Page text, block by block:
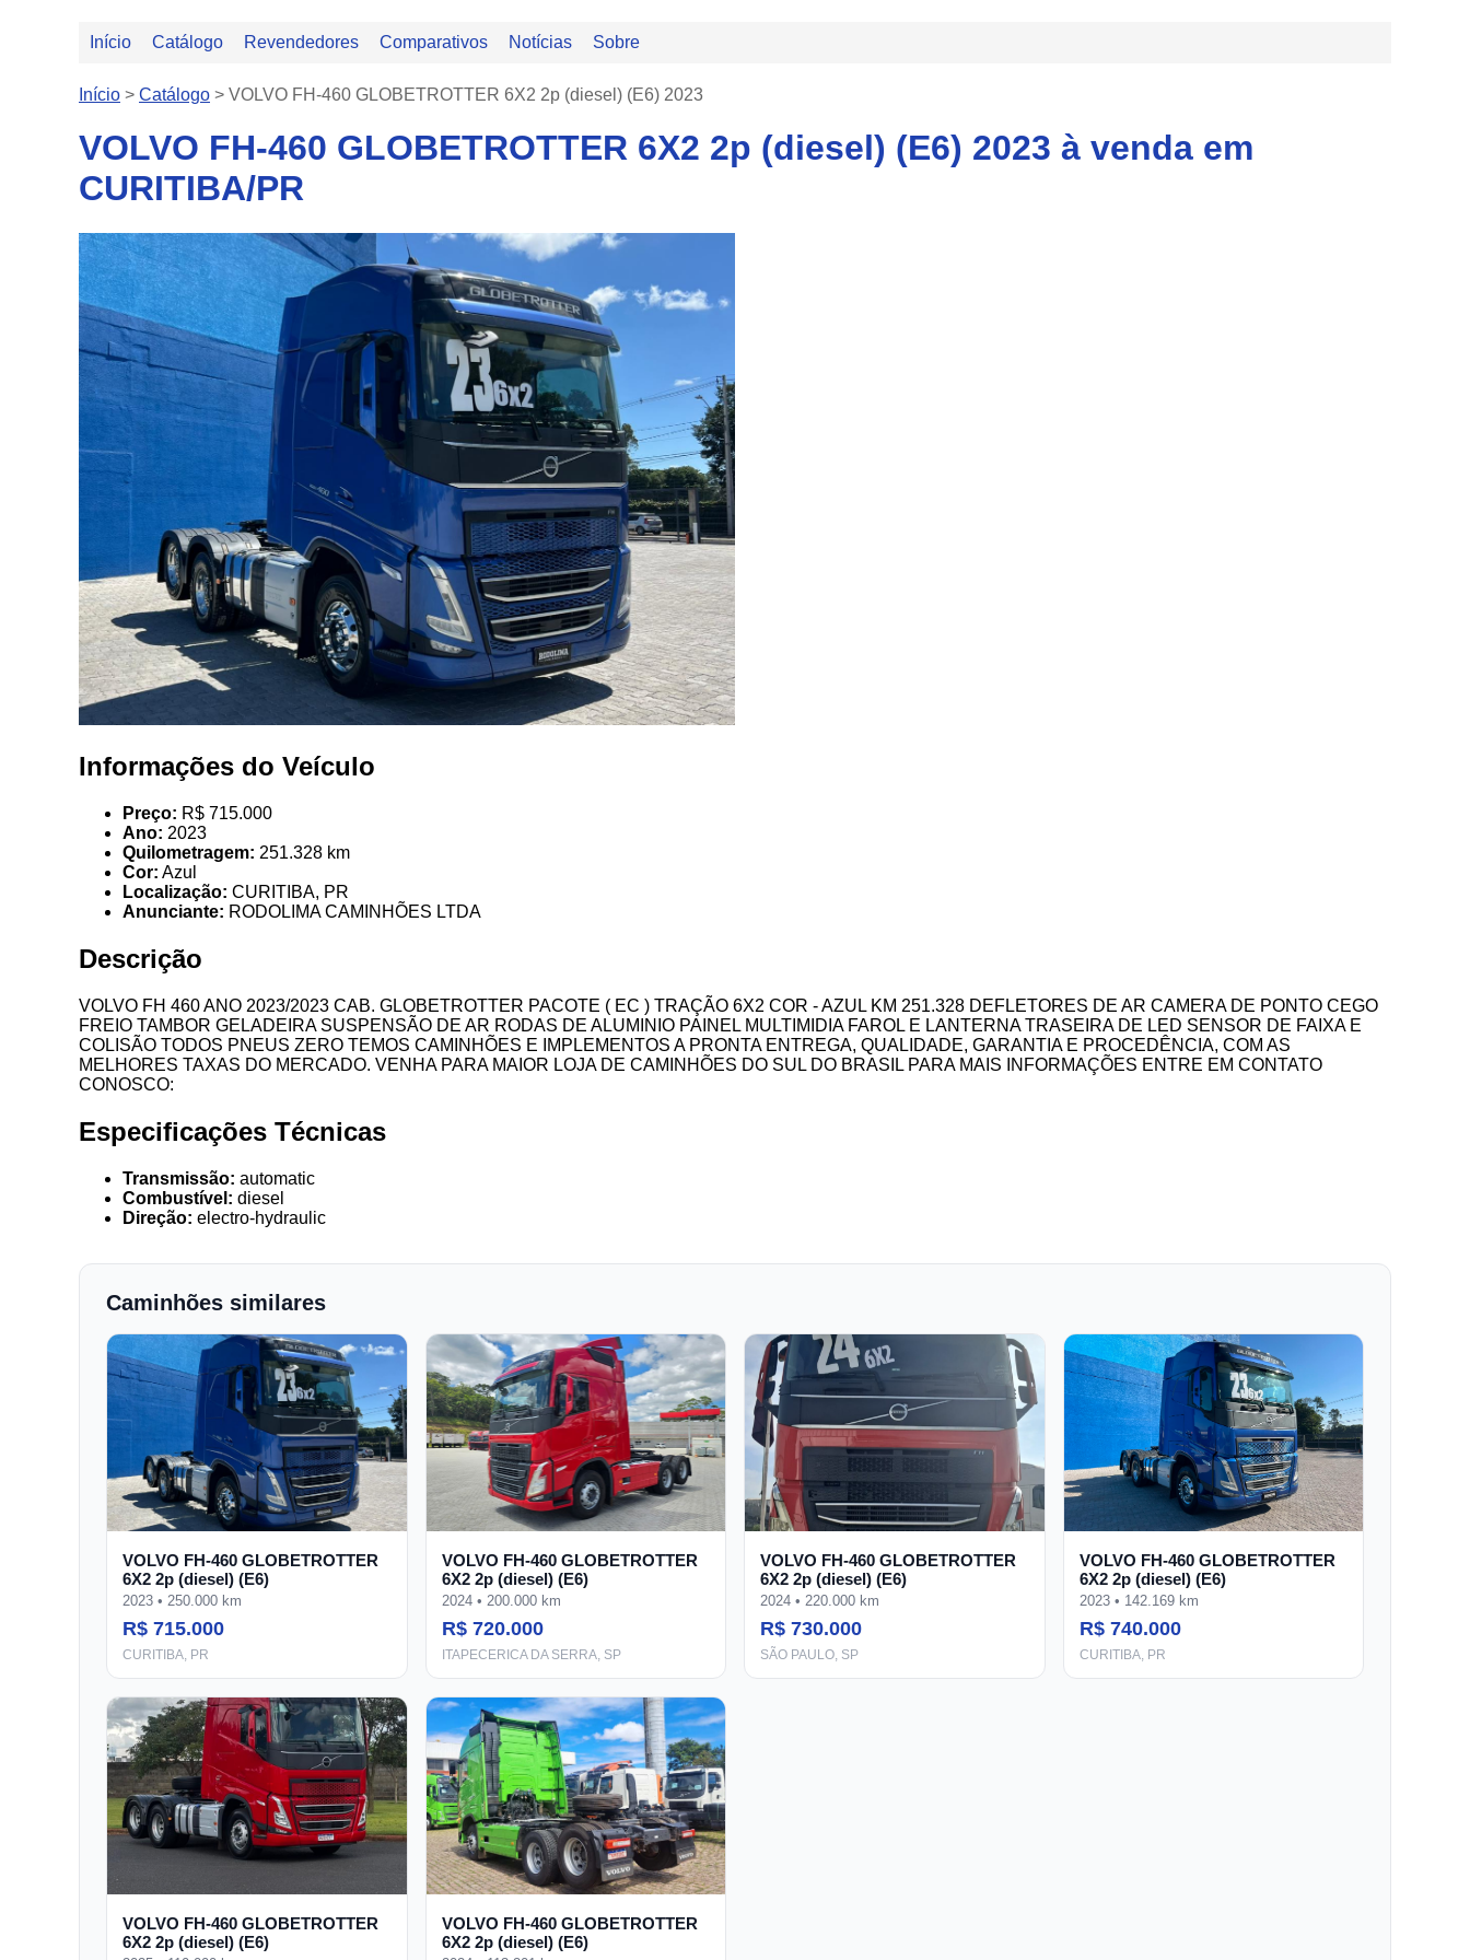
Início Catálogo Revendedores Comparativos Notícias Sobre
Início > Catálogo > VOLVO FH-460 GLOBETROTTER 6X2 2p (diesel) (E6) 2023
VOLVO FH-460 GLOBETROTTER 6X2 2p (diesel) (E6) 2023 à venda em
CURITIBA/PR
Informações do Veículo
Preço: R$ 715.000
Ano: 2023
Quilometragem: 251.328 km
Cor: Azul
Localização: CURITIBA, PR
Anunciante: RODOLIMA CAMINHÕES LTDA
Descrição
VOLVO FH 460 ANO 2023/2023 CAB. GLOBETROTTER PACOTE ( EC ) TRAÇÃO 6X2 COR - AZUL KM 251.328 DEFLETORES DE AR CAMERA DE PONTO CEGO
FREIO TAMBOR GELADEIRA SUSPENSÃO DE AR RODAS DE ALUMINIO PAINEL MULTIMIDIA FAROL E LANTERNA TRASEIRA DE LED SENSOR DE FAIXA E
COLISÃO TODOS PNEUS ZERO TEMOS CAMINHÕES E IMPLEMENTOS A PRONTA ENTREGA, QUALIDADE, GARANTIA E PROCEDÊNCIA, COM AS
MELHORES TAXAS DO MERCADO. VENHA PARA MAIOR LOJA DE CAMINHÕES DO SUL DO BRASIL PARA MAIS INFORMAÇÕES ENTRE EM CONTATO
CONOSCO:
Especificações Técnicas
Transmissão: automatic
Combustível: diesel
Direção: electro-hydraulic
Caminhões similares
VOLVO FH-460 GLOBETROTTER
6X2 2p (diesel) (E6)
2023 • 250.000 km
R$ 715.000
CURITIBA, PR
VOLVO FH-460 GLOBETROTTER
6X2 2p (diesel) (E6)
2024 • 200.000 km
R$ 720.000
ITAPECERICA DA SERRA, SP
VOLVO FH-460 GLOBETROTTER
6X2 2p (diesel) (E6)
2024 • 220.000 km
R$ 730.000
SÃO PAULO, SP
VOLVO FH-460 GLOBETROTTER
6X2 2p (diesel) (E6)
2023 • 142.169 km
R$ 740.000
CURITIBA, PR
VOLVO FH-460 GLOBETROTTER
6X2 2p (diesel) (E6)
VOLVO FH-460 GLOBETROTTER
6X2 2p (diesel) (E6)